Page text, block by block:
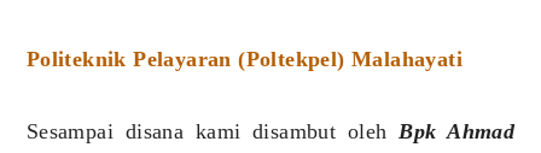
Politeknik Pelayaran (Poltekpel) Malahayati
Sesampai disana kami disambut oleh Bpk Ahmad